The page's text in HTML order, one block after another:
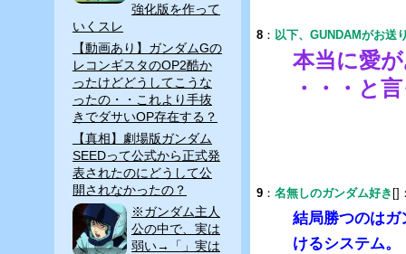
8 ： 以下、GUNDAMがお送
本当に愛
・・・と
9 ： 名無しのガンダム好き []
結局勝つのはガ
けるシステム。
強化版を作って
いくスレ
【動画あり】ガンダムGの
レコンギスタのOP2酷か
ったけどどうしてこうな
ったの・・これより手抜
きでダサいOP存在する？
【真相】劇場版ガンダム
SEEDって公式から正式発
表されたのにどうして公
開されなかったの？
※ガンダム主人
公の中で、実は
弱い→「」実は